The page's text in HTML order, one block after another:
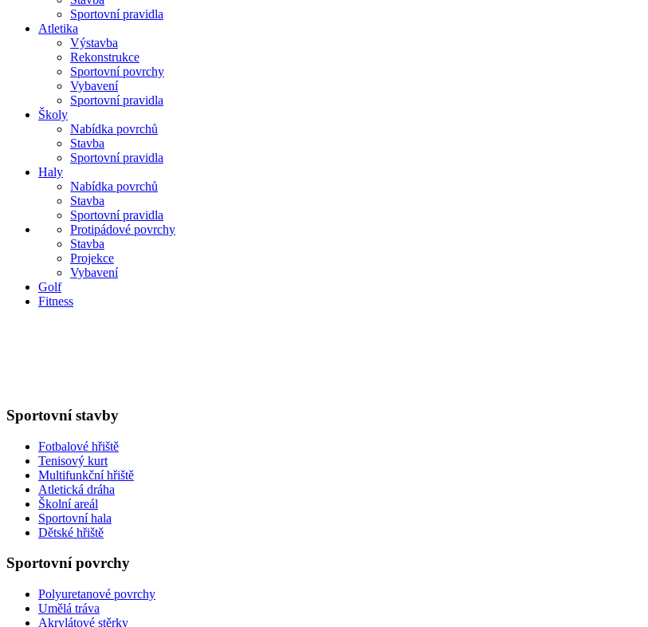
Sportovní pravidla
Atletika
Výstavba
Rekonstrukce
Sportovní povrchy
Vybavení
Sportovní pravidla
Školy
Nabídka povrchů
Stavba
Sportovní pravidla
Haly
Nabídka povrchů
Stavba
Sportovní pravidla
Protipádové povrchy
Stavba
Projekce
Vybavení
Golf
Fitness
Sportovní stavby
Fotbalové hřiště
Tenisový kurt
Multifunkční hřiště
Atletická dráha
Školní areál
Sportovní hala
Dětské hřiště
Sportovní povrchy
Polyuretanové povrchy
Umělá tráva
Akrylátové stěrky